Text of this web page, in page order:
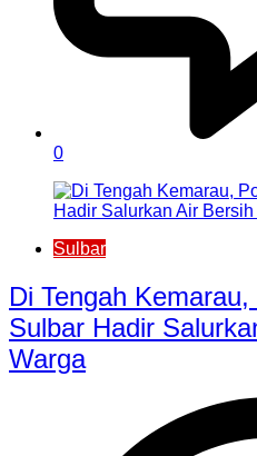
0
Sulbar
Di Tengah
Sulbar Hadir
Warga